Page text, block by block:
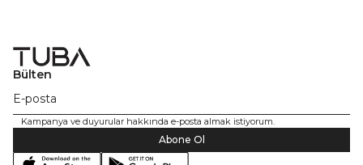
Bülten
Kampanya ve duyurular hakkında e-posta almak istiyorum.
Abone Ol